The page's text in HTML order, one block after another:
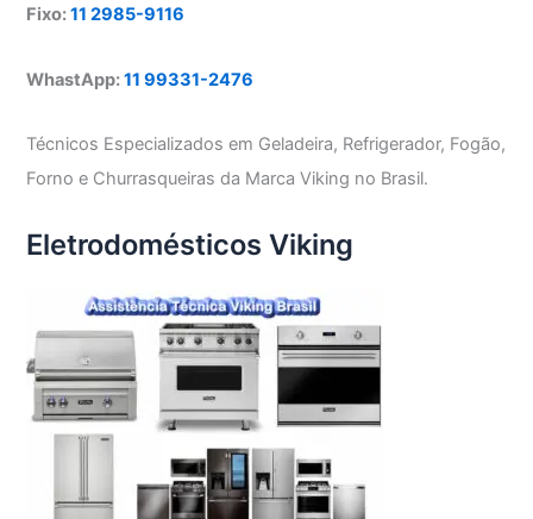
Fixo:11 2985-9116
WhastApp:11 99331-2476
Técnicos Especializados em Geladeira, Refrigerador, Fogão,
Forno e Churrasqueiras da Marca Viking no Brasil.
Eletrodomésticos Viking